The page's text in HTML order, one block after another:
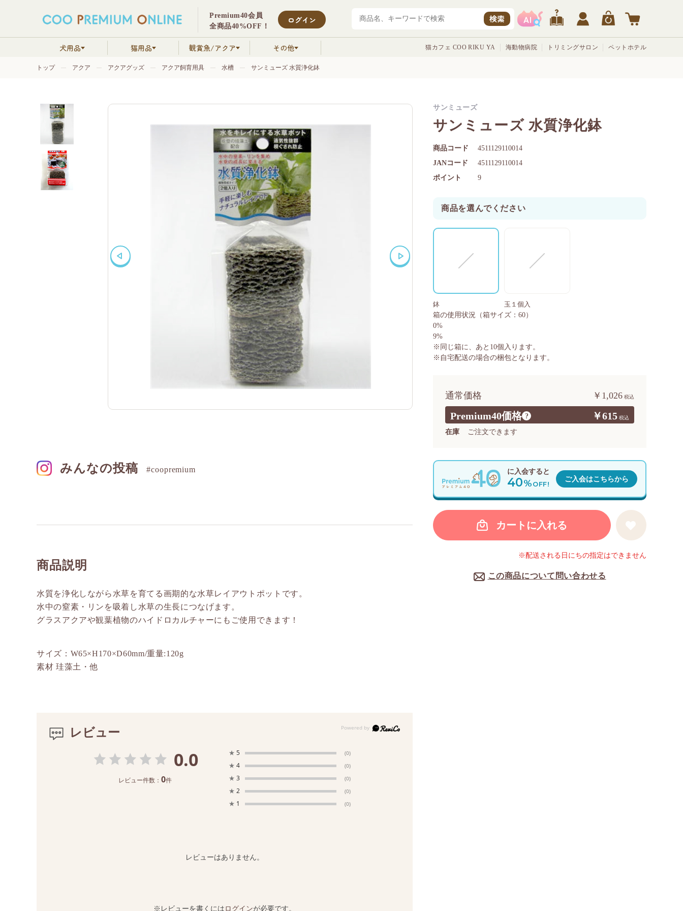
Premium40会員
全商品40%OFF！
ログイン 検索
犬用品 猫用品 観賞魚/アクア その他 猫カフェ COO RIKU YA 海動物病院 トリミングサロン ペットホテル
トップ アクア アクアグッズ アクア飼育用具 水槽 サンミューズ 水質浄化鉢
みんなの投稿 #coopremium
商品説明
水質を浄化しながら水草を育てる画期的な水草レイアウトポットです。
水中の窒素・リンを吸着し水草の生長につなげます。
グラスアクアや観葉植物のハイドロカルチャーにもご使用できます！
サイズ：W65×H170×D60mm/重量:120g
素材 珪藻土・他
レビュー
0.0
レビュー件数： 0件
★ 5 (0)
★ 4 (0)
★ 3 (0)
★ 2 (0)
★ 1 (0)
レビューはありません。
※レビューを書くにはログインが必要です。
サンミューズ 水質浄化鉢
Premium40価格 ? ￥615
通常価格 ￥1,026
在庫 ご注文できます
商品コード 4511129110014
ポイント 9
JANコード 4511129110014
商品を選んでください
鉢 玉１個入
カートに入れる
この商品について問い合わせる
箱の使用状況 （箱サイズ：60）
0%
9%
※同じ箱に、あと 10個入ります。
※自宅配送の場合の梱包となります。
サンミューズ
※配送される日にちの指定はできません
に入会すると
40%OFF!
ご入会はこちらから